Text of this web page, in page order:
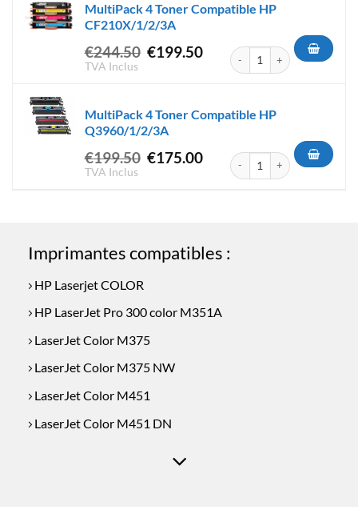
€314.50.
€299.90.
MultiPack 4 Toner Compatible HP
CF210X/1/2/3A
€244.50 Le
€244.50.
€199.50Le
€199.50.
TVA Inclus
quantité de MultiPack 4
MultiPack 4 Toner Compatible HP
Q3960/1/2/3A
€199.50 Le
€175.00Le
TVA Inclus
quantité de MultiPack 4
Imprimantes compatibles :
HP Laserjet COLOR
HP LaserJet Pro 300 color M351A
LaserJet Color M375
LaserJet Color M375 NW
LaserJet Color M451
LaserJet Color M451 DN